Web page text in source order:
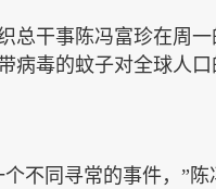
总干事陈冯富珍在周一
病毒的蚊子对全球人口
不同寻常的事件， ” 陈